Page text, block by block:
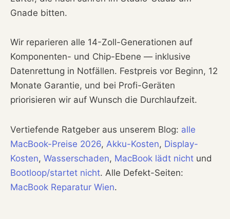
Gnade bitten.
Wir reparieren alle 14-Zoll-Generationen auf
Komponenten- und Chip-Ebene — inklusive
Datenrettung in Notfällen. Festpreis vor Beginn, 12
Monate Garantie, und bei Profi-Geräten
priorisieren wir auf Wunsch die Durchlaufzeit.
Vertiefende Ratgeber aus unserem Blog: alle
MacBook-Preise 2026, Akku-Kosten, Display-
Kosten, Wasserschaden, MacBook lädt nicht und
Bootloop/startet nicht. Alle Defekt-Seiten:
MacBook Reparatur Wien.